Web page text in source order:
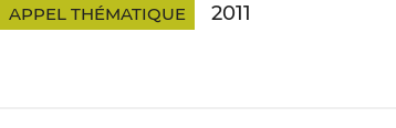
APPEL THÉMATIQUE 2011